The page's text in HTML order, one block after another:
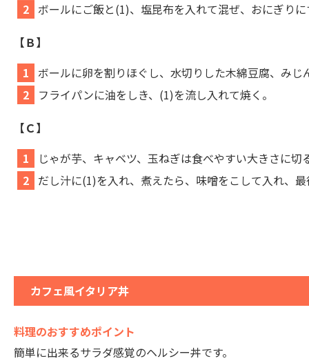
2 ボールにご飯と(1)、塩昆布を入れて混ぜ、おにぎり
【Ｂ】
1
ボールに卵を割りほぐし、水切りした木綿豆腐、み
2
フライパンに油をしき、(1)を流し入れて焼く。
【Ｃ】
1
じゃが芋、キャベツ、玉ねぎは食べやすい大きさに切
2 だし汁に(1)を入れ、煮えたら、味噌をこして入れ、
カフェ風イタリア丼
料理のおすすめポイント
簡単に出来るサラダ感覚のヘルシー丼です。